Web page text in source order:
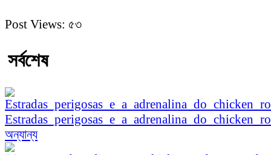
Post Views: ৫৩
সর্বশেষ
অন্যান্য